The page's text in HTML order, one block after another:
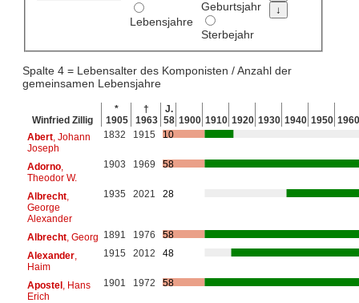
Lebensjahre
Geburtsjahr
Sterbejahr
Spalte 4 = Lebensalter des Komponisten / Anzahl der
gemeinsamen Lebensjahre
Winfried Zillig
*
1905
†
1963
J.
58 1900 1910 1920 1930 1940 1950 1960
Abert, Johann
Joseph
1832 1915 10
Adorno,
Theodor W.
1903 1969 58
Albrecht,
George
Alexander
1935 2021 28
Albrecht, Georg 1891 1976
58
Alexander,
Haim
1915 2012 48
Apostel, Hans
Erich
1901 1972 58